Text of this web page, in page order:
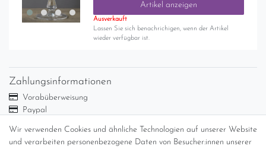
Artikel anzeigen
Ausverkauft
Lassen Sie sich benachrichigen, wenn der Artikel
wieder verfügbar ist.
Wir verwenden Cookies und ähnliche Technologien auf unserer Website
und verarbeiten personenbezogene Daten von Besucher:innen unserer
Zahlungsinformationen
Vorabüberweisung
Paypal
Versandinformationen